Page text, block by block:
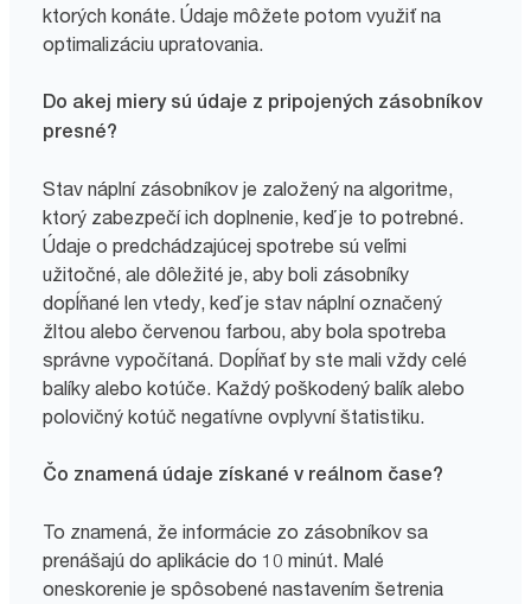
ktorých konáte. Údaje môžete potom využiť na
optimalizáciu upratovania.
Do akej miery sú údaje z pripojených zásobníkov
presné?
Stav náplní zásobníkov je založený na algoritme,
ktorý zabezpečí ich doplnenie, keď je to potrebné.
Údaje o predchádzajúcej spotrebe sú veľmi
užitočné, ale dôležité je, aby boli zásobníky
dopĺňané len vtedy, keď je stav náplní označený
žltou alebo červenou farbou, aby bola spotreba
správne vypočítaná. Dopĺňať by ste mali vždy celé
balíky alebo kotúče. Každý poškodený balík alebo
polovičný kotúč negatívne ovplyvní štatistiku.
Čo znamená údaje získané v reálnom čase?
To znamená, že informácie zo zásobníkov sa
prenášajú do aplikácie do 10 minút. Malé
oneskorenie je spôsobené nastavením šetrenia